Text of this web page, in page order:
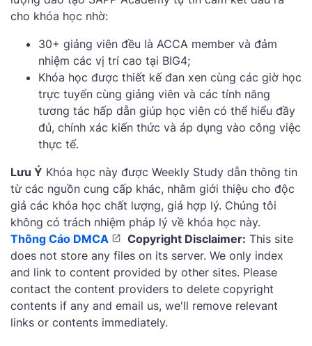
cho khóa học nhờ:
30+ giảng viên đều là ACCA member và đảm
nhiệm các vị trí cao tại BIG4;
Khóa học được thiết kế đan xen cùng các giờ học
trực tuyến cùng giảng viên và các tính năng
tương tác hấp dẫn giúp học viên có thể hiểu đầy
đủ, chính xác kiến thức và áp dụng vào công việc
thực tế.
Lưu Ý Khóa học này được Weekly Study dẫn thông tin
từ các nguồn cung cấp khác, nhằm giới thiệu cho độc
giả các khóa học chất lượng, giá hợp lý. Chúng tôi
không có trách nhiệm pháp lý về khóa học này.
Thông Cáo DMCA
Copyright Disclaimer: This site
does not store any files on its server. We only index
and link to content provided by other sites. Please
contact the content providers to delete copyright
contents if any and email us, we'll remove relevant
links or contents immediately.